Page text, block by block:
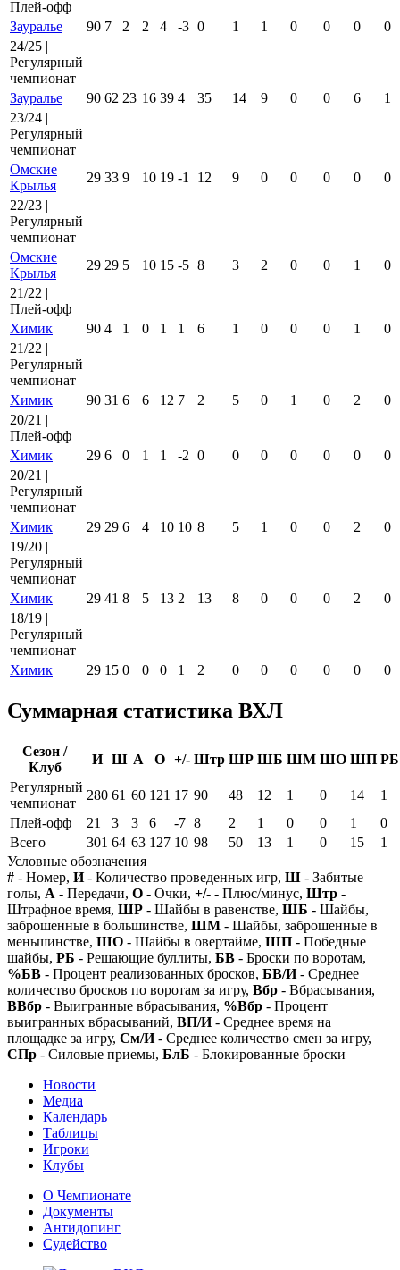
Плей-офф
Зауралье
90 7 2 2 4 -3 0 1 1 0 0 0
0
24/25 |
Регулярный
чемпионат
Зауралье
90 62 23 16 39 4 35 14 9 0 0 6
1
23/24 |
Регулярный
чемпионат
Омские
Крылья
29 33 9 10 19 -1 12 9 0 0 0 0
0
22/23 |
Регулярный
чемпионат
Омские
Крылья
29 29 5 10 15 -5 8 3 2 0 0 1
0
21/22 |
Плей-офф
Химик
90 4 1 0 1 1 6 1 0 0 0 1
0
21/22 |
Регулярный
чемпионат
Химик
90 31 6 6 12 7 2 5 0 1 0 2
0
20/21 |
Плей-офф
Химик
29 6 0 1 1 -2 0 0 0 0 0 0
0
20/21 |
Регулярный
чемпионат
Химик
29 29 6 4 10 10 8 5 1 0 0 2
0
19/20 |
Регулярный
чемпионат
Химик
29 41 8 5 13 2 13 8 0 0 0 2
0
18/19 |
Регулярный
чемпионат
Химик
29 15 0 0 0 1 2 0 0 0 0 0 0
Суммарная статистика ВХЛ
Сезон /
Клуб
И Ш А О +/- Штр ШР ШБ ШМ ШО ШП РБ
Регулярный
чемпионат
280 61 60 121 17 90 48 12 1 0 14
1
Плей-офф
21 3 3 6 -7 8 2 1 0 0 1
0
Всего
301 64 63 127 10 98 50 13 1 0 15
1
Условные обозначения
# - Номер, И- Количество проведенных игр, Ш - Забитые
голы, А - Передачи, О - Очки, +/- - Плюс/минус, Штр -
Штрафное время, ШР - Шайбы в равенстве, ШБ - Шайбы,
заброшенные в большинстве, ШМ - Шайбы, заброшенные в
меньшинстве, ШО - Шайбы в овертайме, ШП - Победные
шайбы, РБ - Решающие буллиты, БВ - Броски по воротам,
%БВ - Процент реализованных бросков, БВ/И- Среднее
количество бросков по воротам за игру, Вбр - Вбрасывания,
ВВбр - Выигранные вбрасывания, %Вбр - Процент
выигранных вбрасываний, ВП/И- Среднее время на
площадке за игру, См/И- Среднее количество смен за игру,
СПр - Силовые приемы, БлБ - Блокированные броски
Новости
Медиа
Календарь
Таблицы
Игроки
Клубы
О Чемпионате
Документы
Антидопинг
Судейство